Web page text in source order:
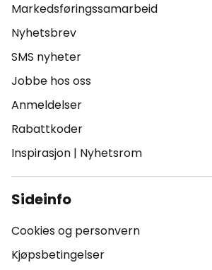
Markedsføringssamarbeid
Nyhetsbrev
SMS nyheter
Jobbe hos oss
Anmeldelser
Rabattkoder
Inspirasjon | Nyhetsrom
Sideinfo
Cookies og personvern
Kjøpsbetingelser